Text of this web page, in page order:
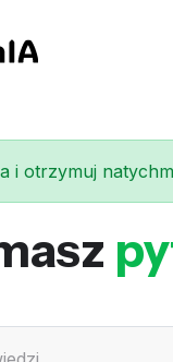
i otrzymuj